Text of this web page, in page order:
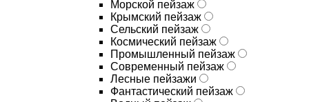
Морской пейзаж
Крымский пейзаж
Сельский пейзаж
Космический пейзаж
Промышленный пейзаж
Современный пейзаж
Лесные пейзажи
Фантастический пейзаж